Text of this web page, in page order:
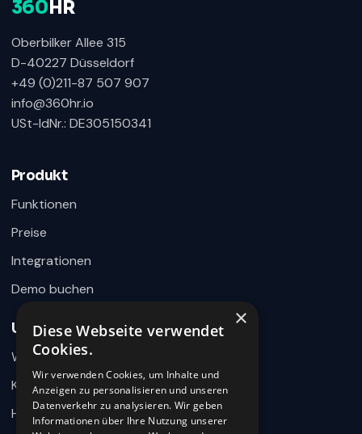
360 HR
Oberbilker Allee 315
D-40227 Düsseldorf
+49 (0)211-87 507 907
info@360hr.io
USt-IdNr.: DE305150341
Produkt
Funktionen
Preise
Integrationen
Demo buchen
Unternehmen
Warum 360HR
Kontakt
Hilfecenter
360HR Chat
Wie können wir helfen?
hier im Chat zurück.
×
Diese Webseite verwendet
Cookies.
Wir verwenden Cookies, um Inhalte und
Anzeigen zu personalisieren und unseren
Datenverkehr zu analysieren. Wir geben
Informationen über Ihre Nutzung unserer